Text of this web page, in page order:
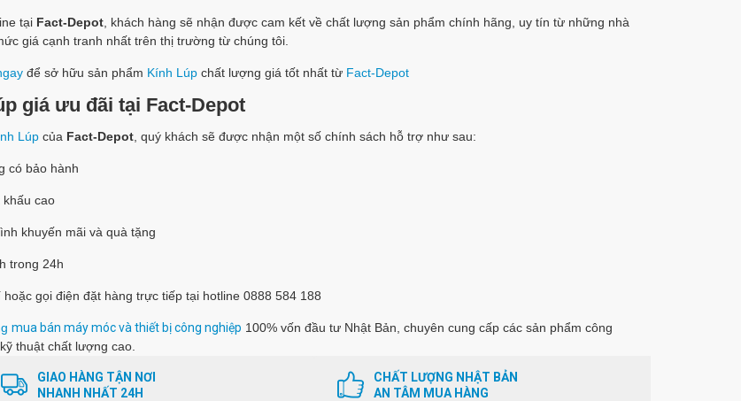
tại Fact-Depot, khách hàng sẽ nhận được cam kết về chất lượng sản phẩm chính hãng, uy tín từ những nhà
giá cạnh tranh nhất trên thị trường từ chúng tôi.
để sở hữu sản phẩm Kính Lúp chất lượng giá tốt nhất từ Fact-Depot
giá ưu đãi tại Fact-Depot
Lúp của Fact-Depot, quý khách sẽ được nhận một số chính sách hỗ trợ như sau:
có bảo hành
khấu cao
khuyến mãi và quà tặng
trong 24h
gọi điện đặt hàng trực tiếp tại hotline 0888 584 188
mua bán máy móc và thiết bị công nghiệp 100% vốn đầu tư Nhật Bản, chuyên cung cấp các sản phẩm công
thuật chất lượng cao.
GIAO HÀNG TẬN NƠI
NHANH NHẤT 24H
CHẤT LƯỢNG NHẬT BẢN
AN TÂM MUA HÀNG